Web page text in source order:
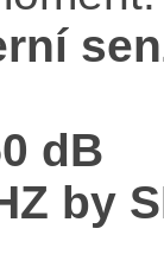
dB
by